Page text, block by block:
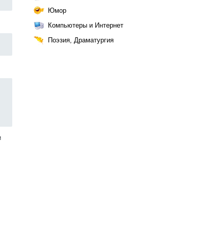
Юмор
Компьютеры и Интернет
Поэзия, Драматургия